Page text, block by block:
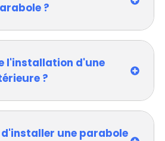
?
l'installation d'une
?
une parabole